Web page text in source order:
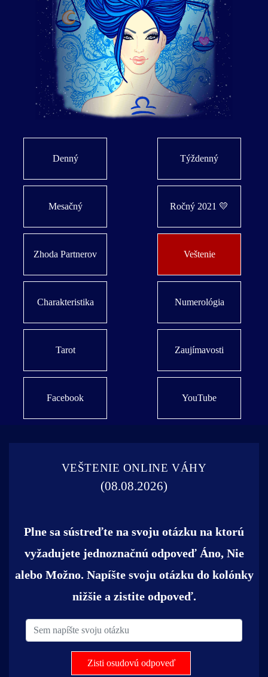
Denný Týždenný
Mesačný Ročný 2021 💛
Zhoda Partnerov Veštenie
Charakteristika Numerológia
Tarot Zaujímavosti
Facebook YouTube
VEŠTENIE ONLINE VÁHY
(08.08.2026)
Plne sa sústreďte na svoju otázku na ktorú
vyžadujete jednoznačnú odpoveď Áno, Nie
alebo Možno. Napíšte svoju otázku do kolónky
nižšie a zistite odpoveď.
Zisti osudovú odpoveď